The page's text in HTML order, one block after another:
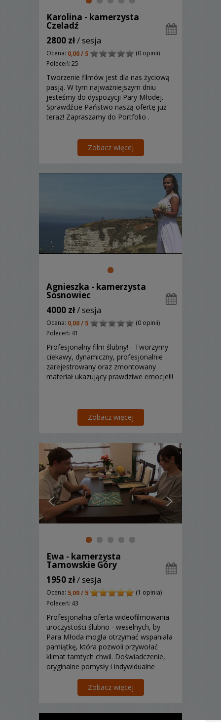
Karolina - kamerzysta
Czeladź
2800 zł/ sesja
Ocena: 0,00 / 5
(0 opinii)
Poleceń: 25
Tworzenie filmów jest dla nas życiową
pasją. W tym najważniejszym dniu
jesteśmy do dyspozycji Pary Młodej.
Sprawdźcie Państwo naszą ofertę już
teraz! Zapraszamy do Portfolio .
Zobacz więcej
Agnieszka - kamerzysta
Sosnowiec
4000 zł/ sesja
Ocena: 0,00 / 5
(0 opinii)
Poleceń: 41
Profesjonalny film ślubny! - Tworzymy
ciekawy, dynamiczny, profesjonalnie
zarejestrowany oraz zmontowany
materiał ukazujący prawdziwe emocje!!!
Zobacz więcej
Ewa - kamerzysta
Tarnowskie Góry
1950 zł/ sesja
Ocena: 5,00 / 5
(1 opinia)
Poleceń: 43
Profesjonalna oferta wideofilmowania
uroczystości ślubno - weselnych, by
Para Młoda mogła otrzymać wspaniała
pamiątkę, która pozwoli przywołać
klimat tamtych chwil. Doświadczenie,
oryginalne pomysły i indywidualne
Zapraszamy wszystkich!
Zobacz więcej